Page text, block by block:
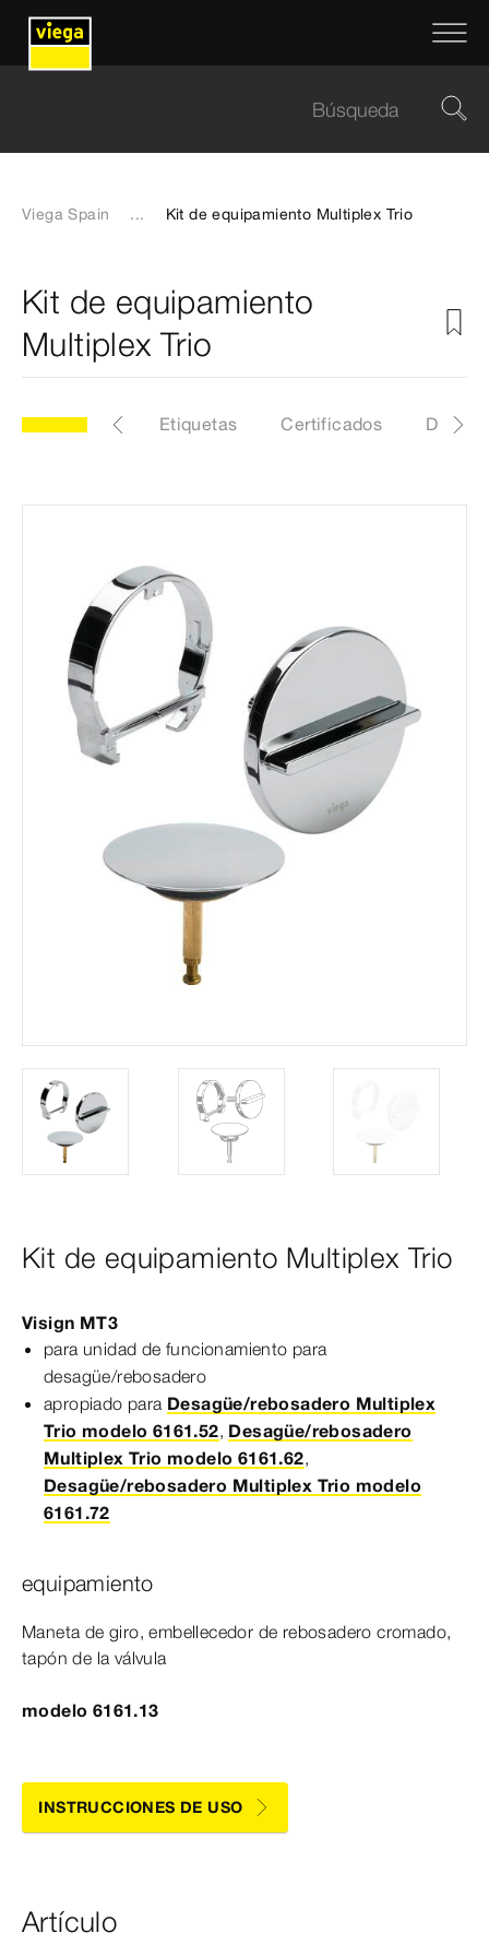
Viega Spain ... Kit de equipamiento Multiplex Trio
Kit de equipamiento
Multiplex Trio
Artículo Etiquetas Certificados
Kit de equipamiento Multiplex Trio
Visign MT3
para unidad de funcionamiento para
desagüe/rebosadero
apropiado para Desagüe/rebosadero Multiplex
Trio modelo 6161.52, Desagüe/rebosadero
Multiplex Trio modelo 6161.62,
Desagüe/rebosadero Multiplex Trio modelo
6161.72
equipamiento
Maneta de giro, embellecedor de rebosadero cromado,
tapón de la válvula
modelo 6161.13
INSTRUCCIONES DE USO
Artículo